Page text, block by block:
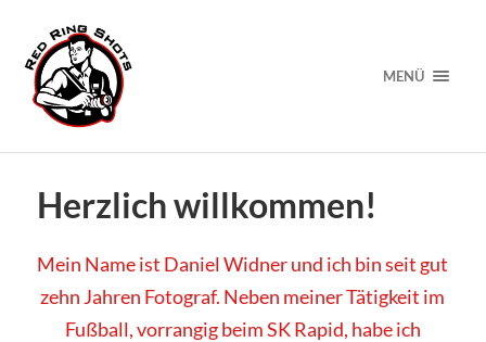
MENÜ
Herzlich willkommen!
Mein Name ist Daniel Widner und ich bin seit gut
zehn Jahren Fotograf. Neben meiner Tätigkeit im
Fußball, vorrangig beim SK Rapid, habe ich